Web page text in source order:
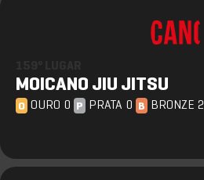
MOICANO JIU JITSU
O OURO 0 P PRATA 0 B BRONZE 2